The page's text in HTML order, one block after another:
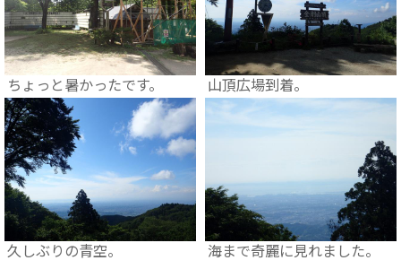
ちょっと暑かったです。 山頂広場到着。
久しぶりの青空。 海まで奇麗に見れました。